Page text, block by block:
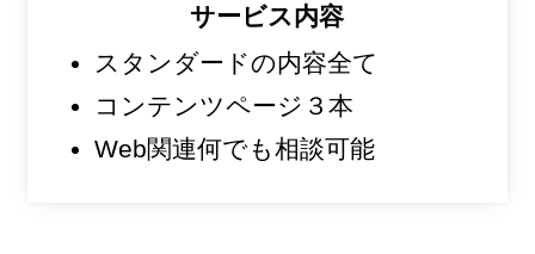
サービス内容
スタンダードの内容全て
コンテンツページ３本
Web関連何でも相談可能